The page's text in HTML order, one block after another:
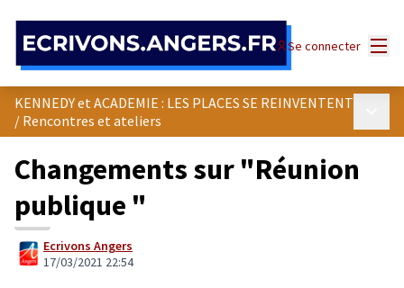
Se connecter
KENNEDY et ACADEMIE : LES PLACES SE REINVENTENT
/ Rencontres et ateliers
Changements sur "Réunion
publique "
Ecrivons Angers
17/03/2021 22:54